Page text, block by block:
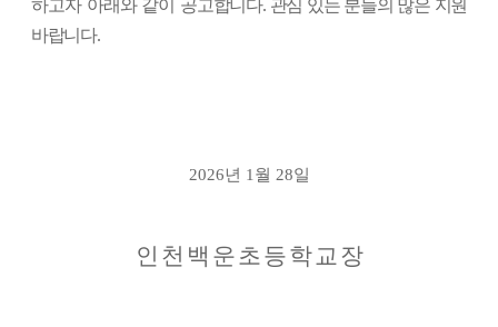
하고자 아래와 같이 공고합니다. 관심 있는 분들의 많은 지원
바랍니다.
2026년 1 월 28일
인 천 백 운 초 등 학 교 장